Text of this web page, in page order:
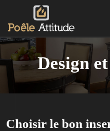
Design
Choisir le bon